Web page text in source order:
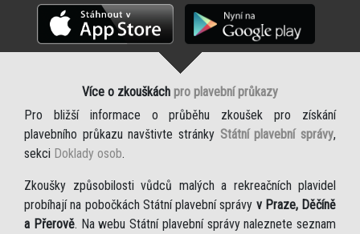
Více o zkouškách pro plavební průkazy
Pro bližší informace o průběhu zkoušek pro získání
plavebního průkazu navštivte stránky Státní plavební správy,
sekci Doklady osob.
Zkoušky způsobilosti vůdců malých a rekreačních plavidel
probíhají na pobočkách Státní plavební správy v Praze, Děčíně
a Přerově. Na webu Státní plavební správy naleznete seznam